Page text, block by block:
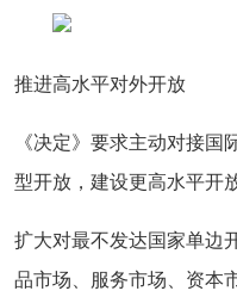
推进高水平对外开放
《决定》要求主动对接
型开放，建设更高水平
扩大对最不发达国家单边
品市场、服务市场、资本